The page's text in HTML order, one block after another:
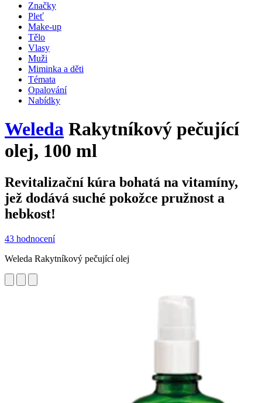
Značky
Pleť
Make-up
Tělo
Vlasy
Muži
Miminka a děti
Témata
Opalování
Nabídky
Weleda Rakytníkový pečující
olej, 100 ml
Revitalizační kúra bohatá na vitamíny,
jež dodává suché pokožce pružnost a
hebkost!
43 hodnocení
Weleda Rakytníkový pečující olej